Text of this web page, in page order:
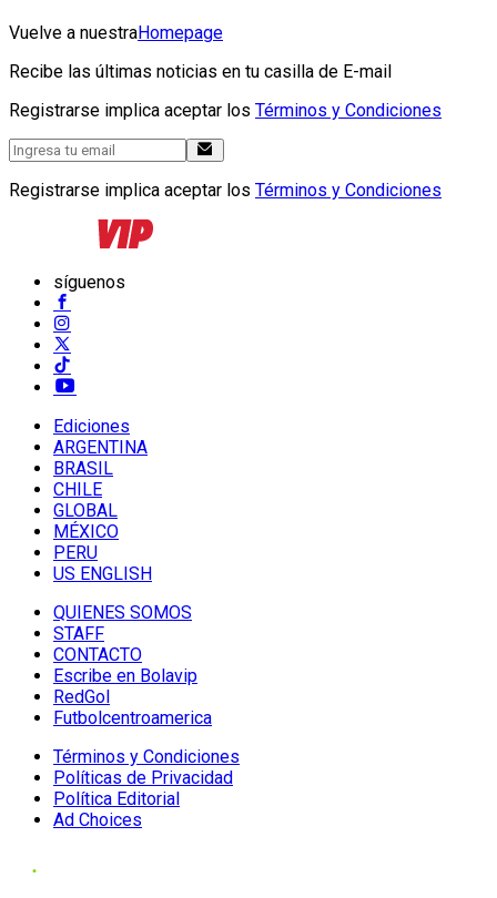
Vuelve a nuestraHomepage
Recibe las últimas noticias en tu casilla de E-mail
Registrarse implica aceptar los Términos y Condiciones
Registrarse implica aceptar los Términos y Condiciones
síguenos
Ediciones
ARGENTINA
BRASIL
CHILE
GLOBAL
MÉXICO
PERU
US ENGLISH
QUIENES SOMOS
STAFF
CONTACTO
Escribe en Bolavip
RedGol
Futbolcentroamerica
Términos y Condiciones
Políticas de Privacidad
Política Editorial
Ad Choices